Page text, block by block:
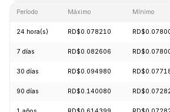
Período Máximo Mínimo
24 hora(s) RD$0.078210
7 días RD$0.082606
30 días RD$0.094980
90 días RD$0.140080